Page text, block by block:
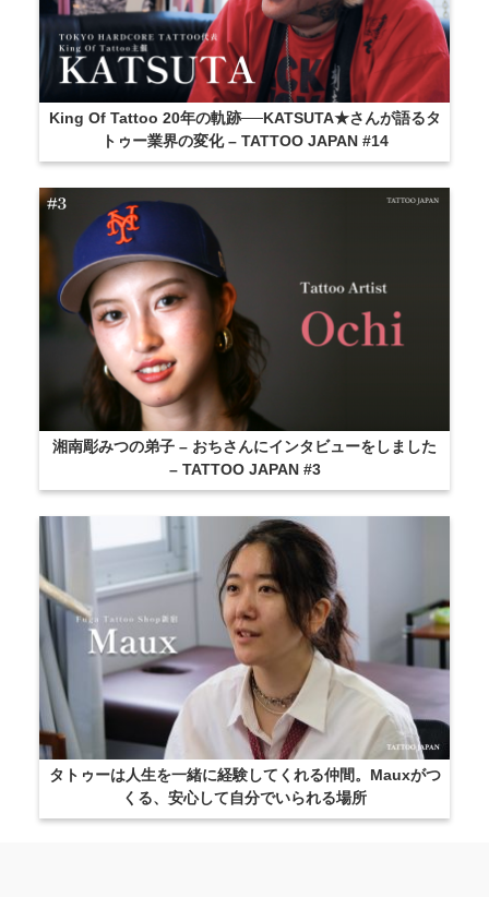
King Of Tattoo 20年の軌跡──KATSUTA★さんが語るタ
トゥー業界の変化 – TATTOO JAPAN #14
湘南彫みつの弟子 – おちさんにインタビューをしました
– TATTOO JAPAN #3
タトゥーは人生を一緒に経験してくれる仲間。Mauxがつ
くる、安心して自分でいられる場所